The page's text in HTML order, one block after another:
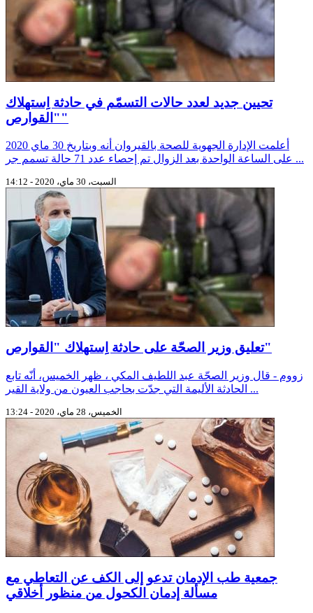
تحيين جديد لعدد حالات التسمّم في حادثة اِستهلاك
"القوارص"
أعلمت الإدارة الجهوية للصحة بالقيروان أنه وبتاريخ 30 ماي 2020
على الساعة الواحدة بعد الزوال تم إحصاء عدد 71 حالة تسمم جر ...
السبت، 30 ماي، 2020 - 14:12
تعليق وزير الصحّة على حادثة اِستهلاك "القوارص"
زووم - قال وزير الصحّة عبد اللطيف المكي ، ظهر الخميس، أنّه تابع
الحادثة الأليمة التي جدّت بحاجب العيون من ولاية القير ...
الخميس، 28 ماي، 2020 - 13:24
جمعية طب الإدمان تدعو إلى الكف عن التعاطي مع
مسألة إدمان الكحول من منظور أخلاقي